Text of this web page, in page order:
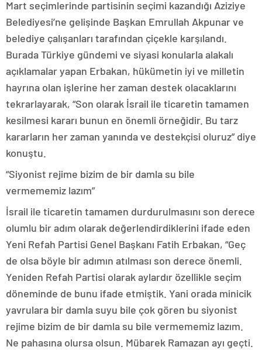
Mart seçimlerinde partisinin seçimi kazandığı Aziziye
Belediyesi’ne gelişinde Başkan Emrullah Akpunar ve
belediye çalışanları tarafından çiçekle karşılandı.
Burada Türkiye gündemi ve siyasi konularla alakalı
açıklamalar yapan Erbakan, hükümetin iyi ve milletin
hayrına olan işlerine her zaman destek olacaklarını
tekrarlayarak, “Son olarak İsrail ile ticaretin tamamen
kesilmesi kararı bunun en önemli örneğidir. Bu tarz
kararların her zaman yanında ve destekçisi oluruz” diye
konuştu.
“Siyonist rejime bizim de bir damla su bile
vermememiz lazım”
İsrail ile ticaretin tamamen durdurulmasını son derece
olumlu bir adım olarak değerlendirdiklerini ifade eden
Yeni Refah Partisi Genel Başkanı Fatih Erbakan, “Geç
de olsa böyle bir adımın atılması son derece önemli.
Yeniden Refah Partisi olarak aylardır özellikle seçim
döneminde de bunu ifade etmiştik. Yani orada minicik
yavrulara bir damla suyu bile çok gören bu siyonist
rejime bizim de bir damla su bile vermememiz lazım.
Ne pahasına olursa olsun. Mübarek Ramazan ayı geçti.